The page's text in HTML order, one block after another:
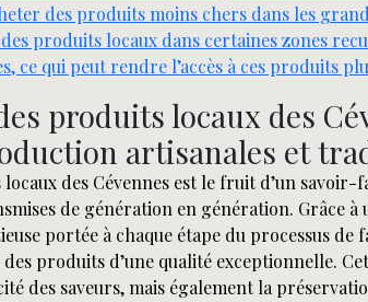
des produits moins chers dans les
produits locaux dans certaines zones
ce qui peut rendre l’accès à ces produits
produits locaux des
artisanales et
des Cévennes est le fruit d’un
de génération en génération. Grâce à
portée à chaque étape du processus
produits d’une qualité exceptionnelle.
des saveurs, mais également la